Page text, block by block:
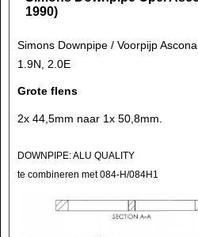
1990)
Simons Downpipe / Voorpijp
1.9N, 2.0E
Grote flens
2x 44,5mm naar 1x 50,8mm.
DOWNPIPE: ALU QUALITY
te combineren met 084-H/084H1